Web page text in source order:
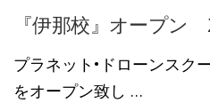
『伊那校』オープン
プラネット•ドローンスク
をオープン致し …